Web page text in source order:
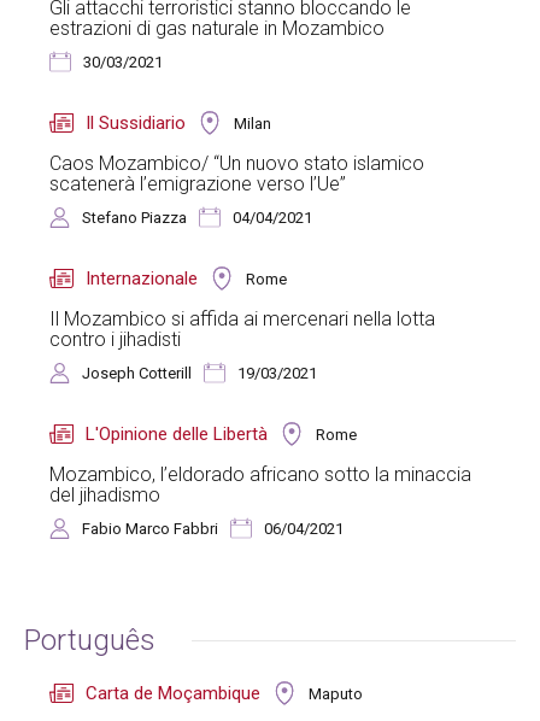
Gli attacchi terroristici stanno bloccando le
estrazioni di gas naturale in Mozambico
30/03/2021
Il Sussidiario Milan
Caos Mozambico/ “Un nuovo stato islamico
scatenerà l’emigrazione verso l’Ue”
Stefano Piazza 04/04/2021
Internazionale Rome
Il Mozambico si affida ai mercenari nella lotta
contro i jihadisti
Joseph Cotterill 19/03/2021
L'Opinione delle Libertà Rome
Mozambico, l’eldorado africano sotto la minaccia
del jihadismo
Fabio Marco Fabbri 06/04/2021
Português
Carta de Moçambique Maputo